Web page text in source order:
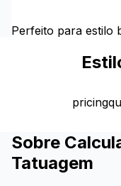
Perfeito para estilo
pricing
Sobre
Tatuagem